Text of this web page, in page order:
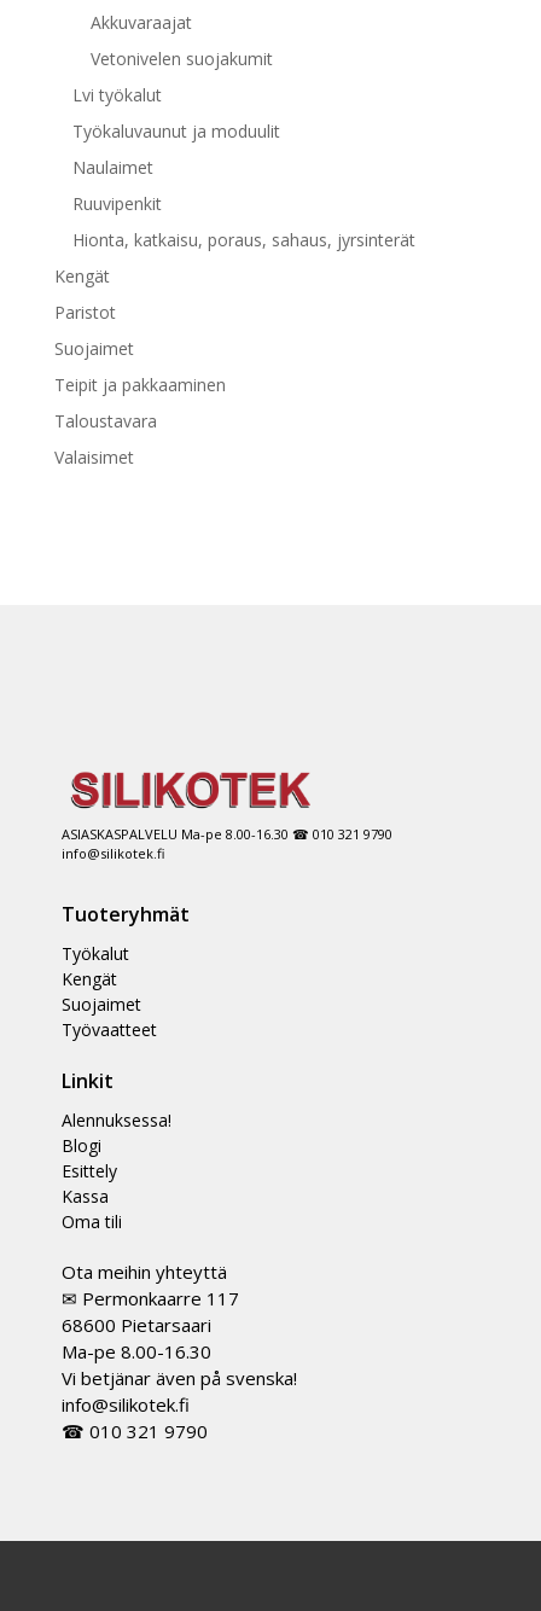
Akkuvaraajat
Vetonivelen suojakumit
Lvi työkalut
Työkaluvaunut ja moduulit
Naulaimet
Ruuvipenkit
Hionta, katkaisu, poraus, sahaus, jyrsinterät
Kengät
Paristot
Suojaimet
Teipit ja pakkaaminen
Taloustavara
Valaisimet
ASIASKASPALVELU Ma-pe 8.00-16.30 ☎ 010 321 9790
info@silikotek.fi
Tuoteryhmät
Työkalut
Kengät
Suojaimet
Työvaatteet
Linkit
Alennuksessa!
Blogi
Esittely
Kassa
Oma tili
Ota meihin yhteyttä
✉ Permonkaarre 117
68600 Pietarsaari
Ma-pe 8.00-16.30
Vi betjänar även på svenska!
info@silikotek.fi
☎ 010 321 9790